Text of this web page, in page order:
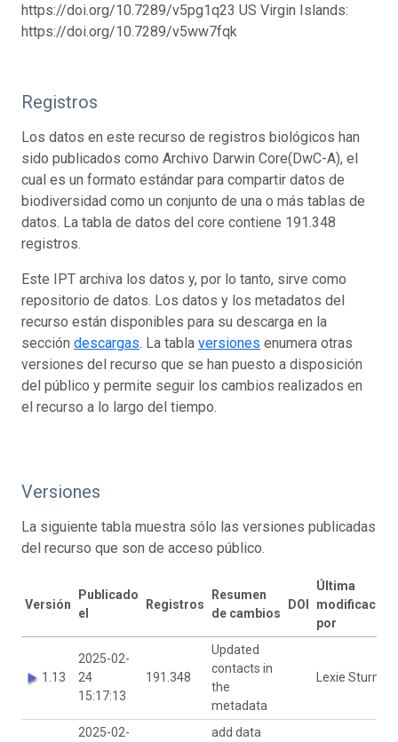
https://doi.org/10.7289/v5pg1q23 US Virgin Islands:
https://doi.org/10.7289/v5ww7fqk
Registros
Los datos en este recurso de registros biológicos han
sido publicados como Archivo Darwin Core(DwC-A), el
cual es un formato estándar para compartir datos de
biodiversidad como un conjunto de una o más tablas de
datos. La tabla de datos del core contiene 191.348
registros.
Este IPT archiva los datos y, por lo tanto, sirve como
repositorio de datos. Los datos y los metadatos del
recurso están disponibles para su descarga en la
sección descargas. La tabla versiones enumera otras
versiones del recurso que se han puesto a disposición
del público y permite seguir los cambios realizados en
el recurso a lo largo del tiempo.
Versiones
La siguiente tabla muestra sólo las versiones publicadas
del recurso que son de acceso público.
Versión
Publicado
el
Registros
Resumen
de cambios
DOI
Última
modificación
por
1.13
2025-02-
24
15:17:13
191.348
Updated
contacts in
the
metadata
Lexie Sturm
2025-02-
add data